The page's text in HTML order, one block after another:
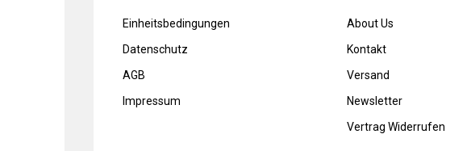
Einheitsbedingungen
Datenschutz
AGB
Impressum
About Us
Kontakt
Versand
Newsletter
Vertrag Widerrufen